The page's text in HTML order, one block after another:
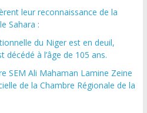
leur reconnaissance de la
Sahara :
du Niger est en deuil,
décédé à l’âge de 105 ans.
SEM Ali Mahaman Lamine Zeine
de la Chambre Régionale de la